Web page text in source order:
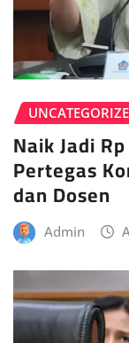
Naik Jadi
Pertegas
dan Dosen
Admin